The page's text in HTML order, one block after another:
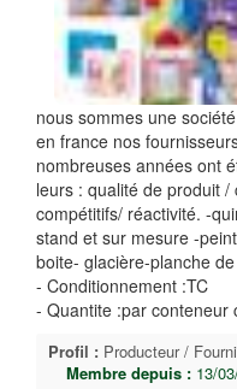
nous sommes une
en france nos
nombreuses années ont
leurs : qualité de produit
compétitifs/ réactivité. -
stand et sur mesure -
boite- glacière-planche
- Conditionnement :TC
- Quantite :par conteneur
Profil : Producteur /
Membre depuis : 13/